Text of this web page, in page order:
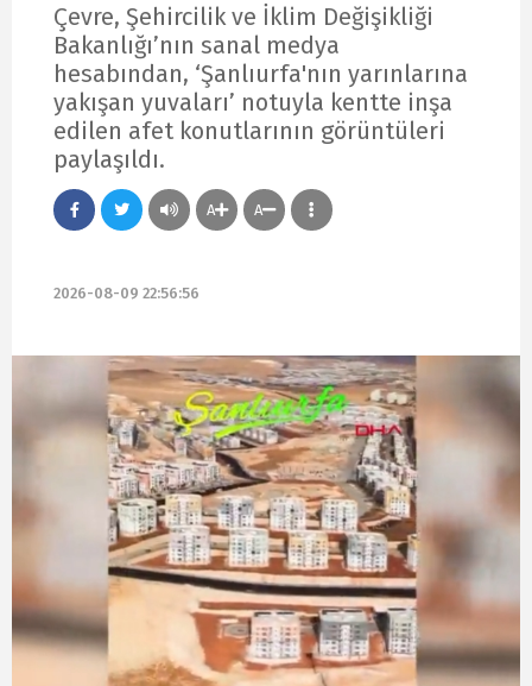
Çevre, Şehircilik ve İklim Değişikliği
Bakanlığı’nın sanal medya
hesabından, ‘Şanlıurfa'nın yarınlarına
yakışan yuvaları’ notuyla kentte inşa
edilen afet konutlarının görüntüleri
paylaşıldı.
A A
2026-08-09 22:56:56